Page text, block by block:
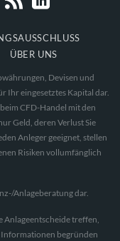
ÜBER UNS
Devisen und
Ihr eingesetztes Kapital dar.
CFD-Handel mit den
Geld, deren Verlust Sie
Anleger geeignet, stellen
Risiken vollumfänglich
Anlageberatung dar.
treffen,
begründen